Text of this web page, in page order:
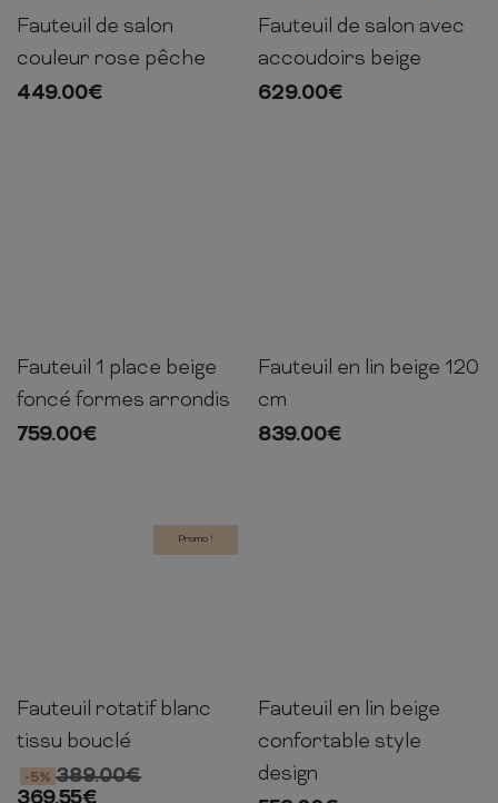
69cm 70cm
Fauteuil de salon
couleur rose pêche
449.00€
90cm 109cm 88cm
Fauteuil de salon avec
accoudoirs beige
629.00€
72cm 110cm 97cm
Fauteuil 1 place beige
foncé formes arrondis
759.00€
82cm 95cm 118cm
Fauteuil en lin beige 120
cm
839.00€
Promo !
66cm 76cm 75cm
Fauteuil rotatif blanc
tissu bouclé
389.00€
-5%
82cm 104cm 92cm
Fauteuil en lin beige
confortable style
design